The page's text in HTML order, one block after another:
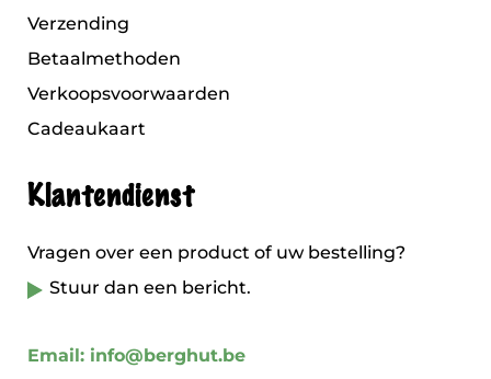
Verzending
Betaalmethoden
Verkoopsvoorwaarden
Cadeaukaart
Klantendienst
Vragen over een product of uw bestelling?
Stuur dan een bericht.
Email: info@berghut.be